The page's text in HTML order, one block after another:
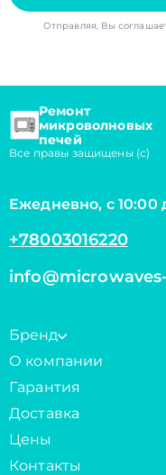
Отправляя, Вы
Ремонт
микроволновых
печей
Все правы защищены (с)
Ежедневно, с 10:00
+78003016220
Бренд
О компании
Гарантия
Доставка
Цены
Контакты